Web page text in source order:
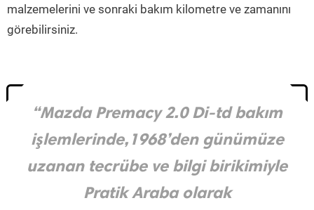
malzemelerini ve sonraki bakım kilometre ve zamanını
görebilirsiniz.
“Mazda Premacy 2.0 Di-td bakım
işlemlerinde,1968’den günümüze
uzanan tecrübe ve bilgi birikimiyle
Pratik Araba olarak